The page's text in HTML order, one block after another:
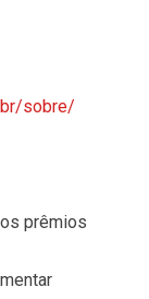
sobre/
prêmios